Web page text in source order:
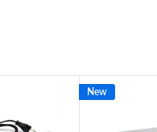
a quello d'incasso.
(
New